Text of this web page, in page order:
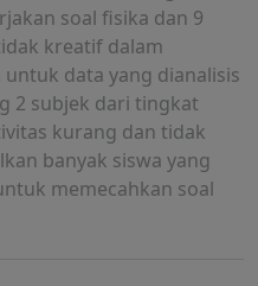
soal fisika dan 9
kreatif dalam
data yang dianalisis
2 subjek dari tingkat
kurang dan tidak
banyak siswa yang
memecahkan soal